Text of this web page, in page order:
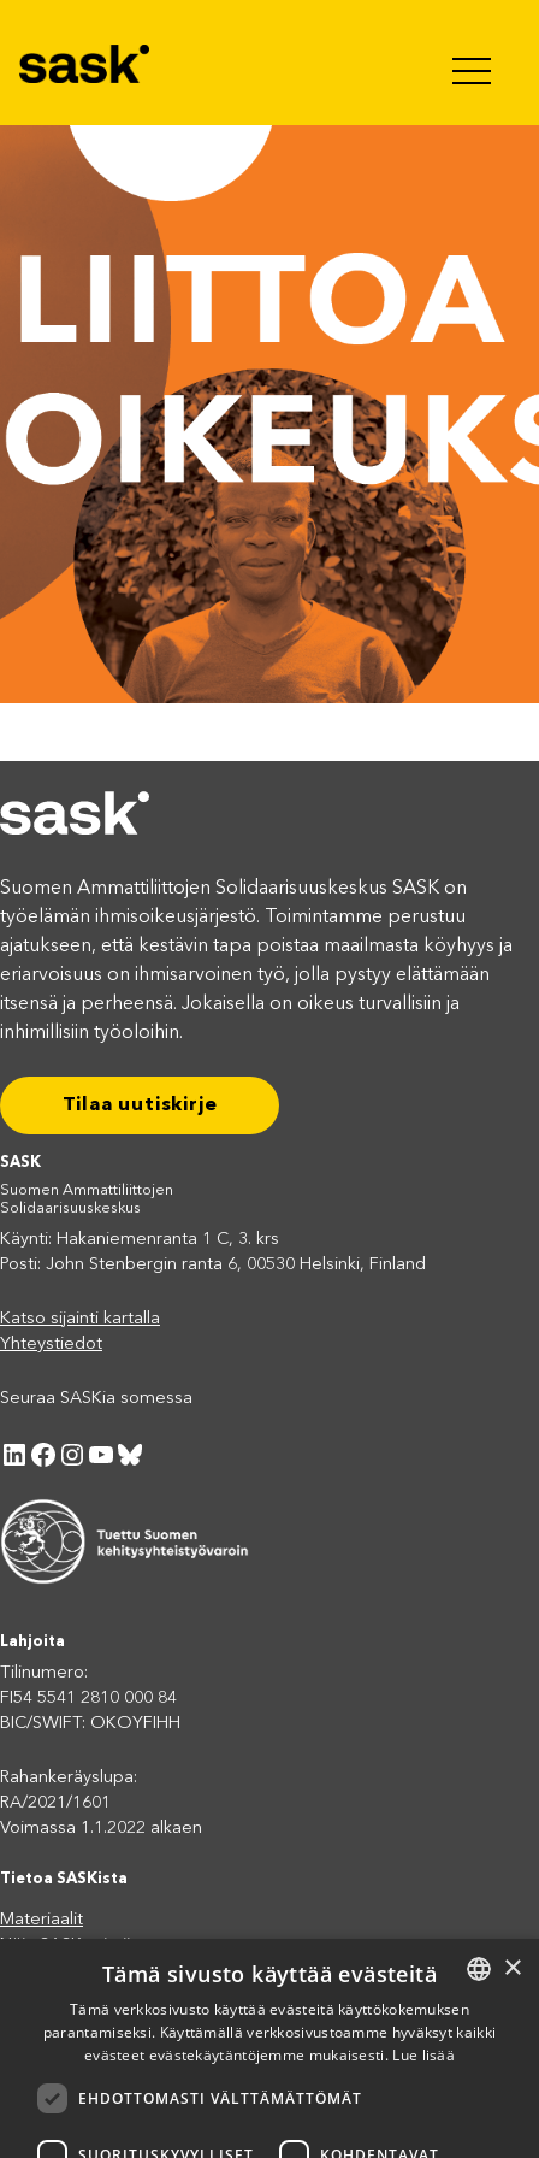
Suomen Ammattiliittojen Solidaarisuuskeskus SASK on
työelämän ihmisoikeusjärjestö. Toimintamme perustuu
ajatukseen, että kestävin tapa poistaa maailmasta köyhyys ja
eriarvoisuus on ihmisarvoinen työ, jolla pystyy elättämään
itsensä ja perheensä. Jokaisella on oikeus turvallisiin ja
inhimillisiin työoloihin.
Tilaa uutiskirje
SASK
Suomen Ammattiliittojen
Solidaarisuuskeskus
Käynti: Hakaniemenranta 1 C, 3. krs
Posti: John Stenbergin ranta 6, 00530 Helsinki, Finland
Katso sijainti kartalla
Yhteystiedot
Seuraa SASKia somessa
LinkedIn Facebook Instagram YouTube Bluesky
Lahjoita
Tilinumero:
FI54 5541 2810 000 84
BIC/SWIFT: OKOYFIHH
Rahankeräyslupa:
RA/2021/1601
Voimassa 1.1.2022 alkaen
Tietoa SASKista
Materiaalit
Näin SASK toimii
Jäsenjärjestöt
Saavutettavuusseloste
Tietosuojaseloste
Eettiset periaatteet (pdf)
Lahjoita
Osallistu
FINNISH
×
Tämä sivusto käyttää evästeitä
Tämä verkkosivusto käyttää evästeitä käyttökokemuksen
parantamiseksi. Käyttämällä verkkosivustoamme hyväksyt kaikki
evästeet evästekäytäntöjemme mukaisesti. Lue lisää
EHDOTTOMASTI VÄLTTÄMÄTTÖMÄT